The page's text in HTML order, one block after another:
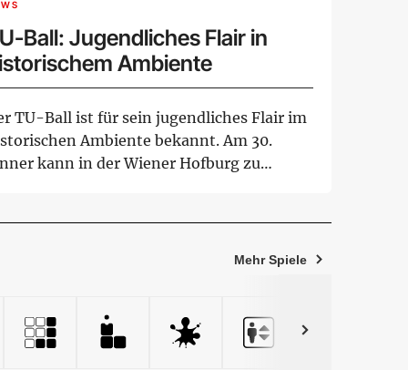
Ball: Jugendliches Flair in
Ambiente
TU-Ball ist für sein jugendliches Flair im
Ambiente bekannt. Am 30.
kann in der Wiener Hofburg zu
Mehr Spiele